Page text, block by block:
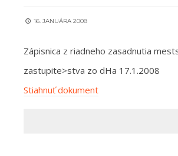
16. JANUÁRA 2008
Zápisnica z riadneho zasadnutia
zastupite>stva zo dHa 17.1.2008
Stiahnuť dokument